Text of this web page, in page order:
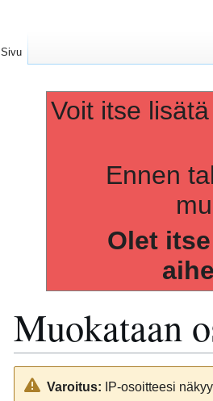
Voit itse
Ennen
Olet
Muokataan
Siirry
navigaatioon
Siirry
hakuunVaroitus: IP-osoitteesi
Sivu